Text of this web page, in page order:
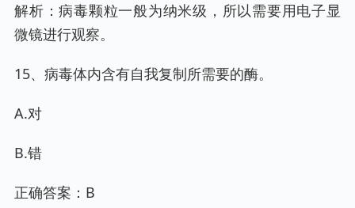
解析：病毒颗粒一般为纳米级，所以需要用电子显
微镜进行观察。
15、病毒体内含有自我复制所需要的酶。
A.对
B.错
正确答案：B